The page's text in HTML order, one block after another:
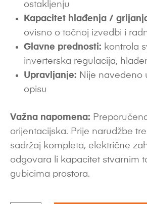
ostakljenju
Kapacitet hlađenja /
ovisno o točnoj izvedbi i
Glavne prednosti: kontrola
inverterska regulacija,
Upravljanje: Nije navedeno
opisu
Važna napomena:
orijentacijska. Prije narudžbe
sadržaj kompleta, električne
odgovara li kapacitet stvarnim
gubicima prostora.